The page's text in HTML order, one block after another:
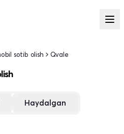
sotib olish Qvale
Haydalgan